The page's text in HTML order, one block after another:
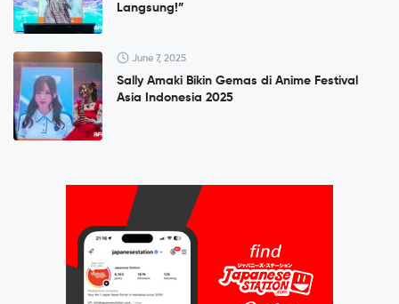
Langsung!”
June 7, 2025
Sally Amaki Bikin Gemas di Anime Festival
Asia Indonesia 2025